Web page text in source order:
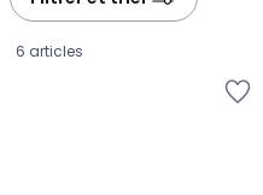
6 articles